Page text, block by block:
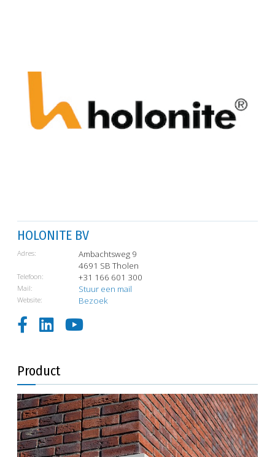
HOLONITE BV
Adres:
Ambachtsweg 9
4691 SB Tholen
Telefoon: +31 166 601 300
Mail: Stuur een mail
Website: Bezoek
Product